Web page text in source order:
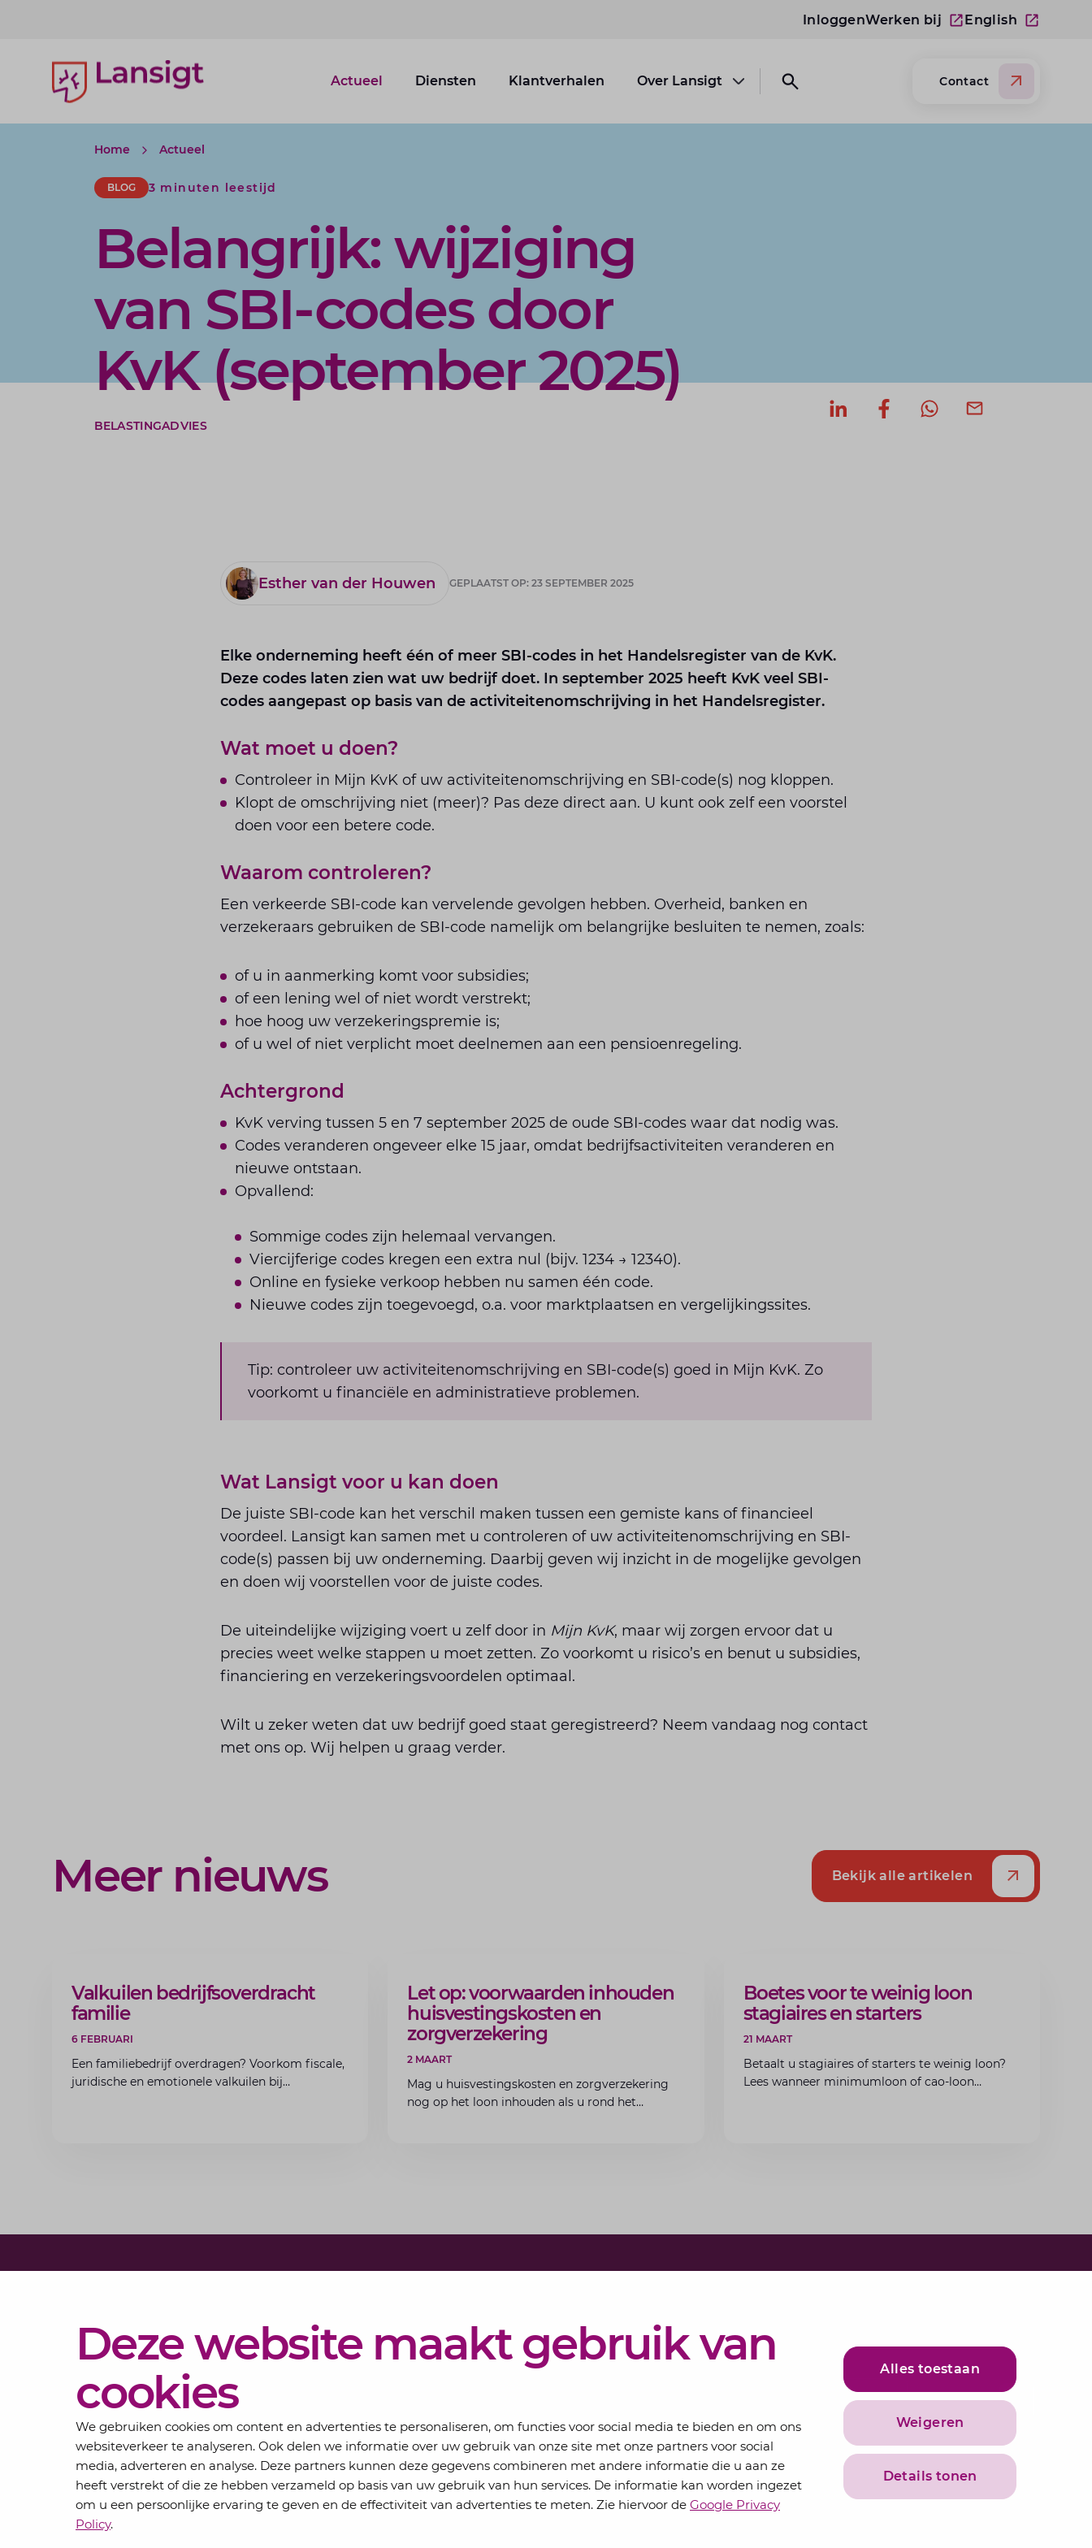
Deze website maakt gebruik van
cookies
We gebruiken cookies om content en advertenties te personaliseren, om functies voor social media te bieden en om ons
websiteverkeer te analyseren. Ook delen we informatie over uw gebruik van onze site met onze partners voor social
media, adverteren en analyse. Deze partners kunnen deze gegevens combineren met andere informatie die u aan ze
heeft verstrekt of die ze hebben verzameld op basis van uw gebruik van hun services. De informatie kan worden ingezet
om u een persoonlijke ervaring te geven en de effectiviteit van advertenties te meten. Zie hiervoor de Google Privacy
Policy.
Alles toestaan
Weigeren
Details tonen
InloggenWerken bij English
Lansigt Accountants logo
Actueel Diensten Klantverhalen Over Lansigt
Open submenu Over Lansigt
Open search website
Contact
Home Actueel
BLOG 3 minuten leestijd
Belangrijk: wijziging
van SBI-codes door
KvK (september 2025)
BELASTINGADVIES
Esther van der Houwen GEPLAATST OP: 23 SEPTEMBER 2025
Elke onderneming heeft één of meer SBI-codes in het Handelsregister van de KvK.
Deze codes laten zien wat uw bedrijf doet. In september 2025 heeft KvK veel SBI-
codes aangepast op basis van de activiteitenomschrijving in het Handelsregister.
Wat moet u doen?
Controleer in Mijn KvK of uw activiteitenomschrijving en SBI-code(s) nog kloppen.
Klopt de omschrijving niet (meer)? Pas deze direct aan. U kunt ook zelf een voorstel
doen voor een betere code.
Waarom controleren?
Een verkeerde SBI-code kan vervelende gevolgen hebben. Overheid, banken en
verzekeraars gebruiken de SBI-code namelijk om belangrijke besluiten te nemen, zoals:
of u in aanmerking komt voor subsidies;
of een lening wel of niet wordt verstrekt;
hoe hoog uw verzekeringspremie is;
of u wel of niet verplicht moet deelnemen aan een pensioenregeling.
Achtergrond
KvK verving tussen 5 en 7 september 2025 de oude SBI-codes waar dat nodig was.
Codes veranderen ongeveer elke 15 jaar, omdat bedrijfsactiviteiten veranderen en
nieuwe ontstaan.
Opvallend:
Sommige codes zijn helemaal vervangen.
Viercijferige codes kregen een extra nul (bijv. 1234 → 12340).
Online en fysieke verkoop hebben nu samen één code.
Nieuwe codes zijn toegevoegd, o.a. voor marktplaatsen en vergelijkingssites.
Tip: controleer uw activiteitenomschrijving en SBI-code(s) goed in Mijn KvK. Zo
voorkomt u financiële en administratieve problemen.
Wat Lansigt voor u kan doen
De juiste SBI-code kan het verschil maken tussen een gemiste kans of financieel
voordeel. Lansigt kan samen met u controleren of uw activiteitenomschrijving en SBI-
code(s) passen bij uw onderneming. Daarbij geven wij inzicht in de mogelijke gevolgen
en doen wij voorstellen voor de juiste codes.
De uiteindelijke wijziging voert u zelf door in Mijn KvK, maar wij zorgen ervoor dat u
precies weet welke stappen u moet zetten. Zo voorkomt u risico’s en benut u subsidies,
financiering en verzekeringsvoordelen optimaal.
Wilt u zeker weten dat uw bedrijf goed staat geregistreerd? Neem vandaag nog contact
met ons op. Wij helpen u graag verder.
Meer nieuws Bekijk alle artikelen
ARTIKEL
Valkuilen bedrijfsoverdracht
familie
6 FEBRUARI
Een familiebedrijf overdragen? Voorkom fiscale,
juridische en emotionele valkuilen bij
ARTIKEL
Let op: voorwaarden inhouden
huisvestingskosten en
zorgverzekering
2 MAART
Mag u huisvestingskosten en zorgverzekering
nog op het loon inhouden als u rond het
ARTIKEL
Boetes voor te weinig loon
stagiaires en starters
21 MAART
Betaalt u stagiaires of starters te weinig loon?
Lees wanneer minimumloon of cao-loon
Actueel
Over
Contact
Elke maand bundelen de adviseurs van Lansigt in de
eSigt het nieuws.
Inschrijven
Privacyverklaring